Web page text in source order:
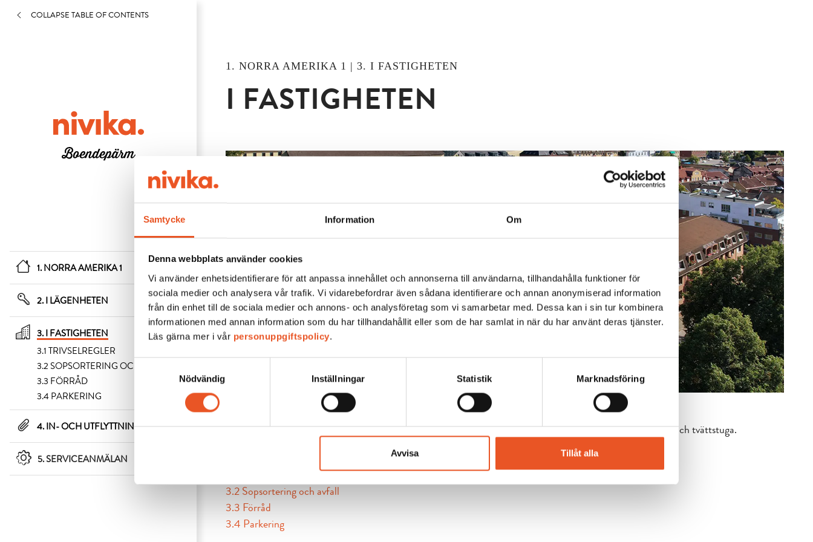
Samtycke Information Om
Denna webbplats använder cookies
Vi använder enhetsidentifierare för att anpassa innehållet och annonserna till användarna, tillhandahålla funktioner för
sociala medier och analysera vår trafik. Vi vidarebefordrar även sådana identifierare och annan anonymiserad information
från din enhet till de sociala medier och annons- och analysföretag som vi samarbetar med. Dessa kan i sin tur kombinera
informationen med annan information som du har tillhandahållit eller som de har samlat in när du har använt deras tjänster.
Läs gärna mer i vår personuppgiftspolicy.
Nödvändig
Inställningar Statistik Marknadsföring
Avvisa Tillåt alla
COLLAPSE TABLE OF CONTENTS
1. NORRA AMERIKA 1
2. I LÄGENHETEN
3. I FASTIGHETEN
3.1 TRIVSELREGLER
3.2 SOPSORTERING OCH AVFALL
3.3 FÖRRÅD
3.4 PARKERING
4. IN- OCH UTFLYTTNING
5. SERVICEANMÄLAN
1. NORRA AMERIKA 1 | 3. I FASTIGHETEN
I FASTIGHETEN
Här kan du läsa om det som rör fastigheten du bor i såsom trivselregler, parkering, avfallshantering, förråd och tvättstuga.
3.2 Sopsortering och avfall
3.3 Förråd
3.4 Parkering